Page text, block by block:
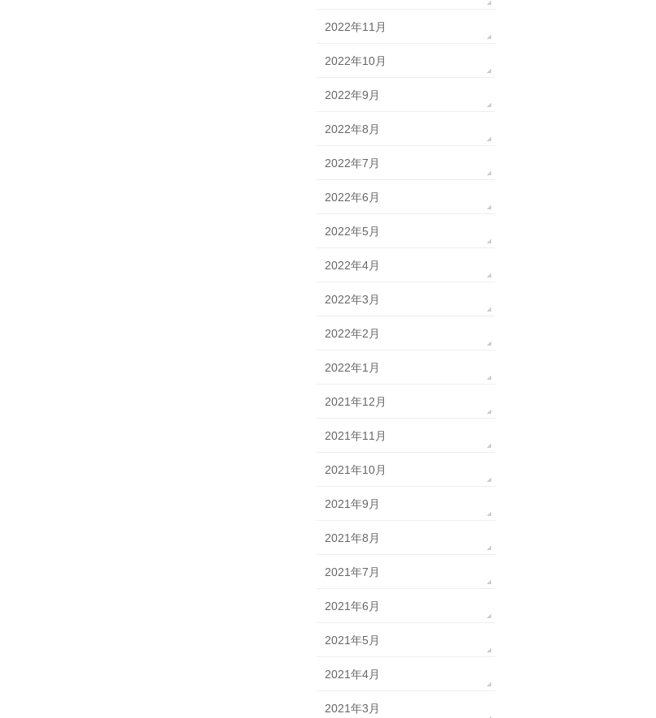
2022年11月
2022年10月
2022年9月
2022年8月
2022年7月
2022年6月
2022年5月
2022年4月
2022年3月
2022年2月
2022年1月
2021年12月
2021年11月
2021年10月
2021年9月
2021年8月
2021年7月
2021年6月
2021年5月
2021年4月
2021年3月